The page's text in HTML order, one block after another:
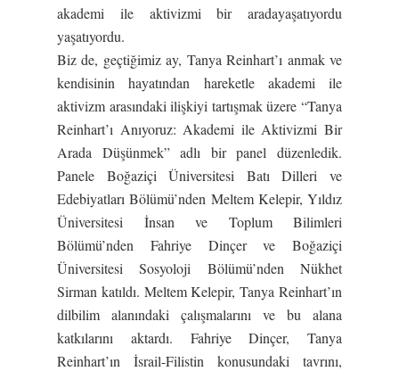
akademi ile aktivizmi bir aradayaşatıyordu
yaşatıyordu.
Biz de, geçtiğimiz ay, Tanya Reinhart’ı anmak ve
kendisinin hayatından hareketle akademi ile
aktivizm arasındaki ilişkiyi tartışmak üzere “Tanya
Reinhart’ı Anıyoruz: Akademi ile Aktivizmi Bir
Arada Düşünmek” adlı bir panel düzenledik.
Panele Boğaziçi Üniversitesi Batı Dilleri ve
Edebiyatları Bölümü’nden Meltem Kelepir, Yıldız
Üniversitesi İnsan ve Toplum Bilimleri
Bölümü’nden Fahriye Dinçer ve Boğaziçi
Üniversitesi Sosyoloji Bölümü’nden Nükhet
Sirman katıldı. Meltem Kelepir, Tanya Reinhart’ın
dilbilim alanındaki çalışmalarını ve bu alana
katkılarını aktardı. Fahriye Dinçer, Tanya
Reinhart’ın İsrail-Filistin konusundaki tavrını,